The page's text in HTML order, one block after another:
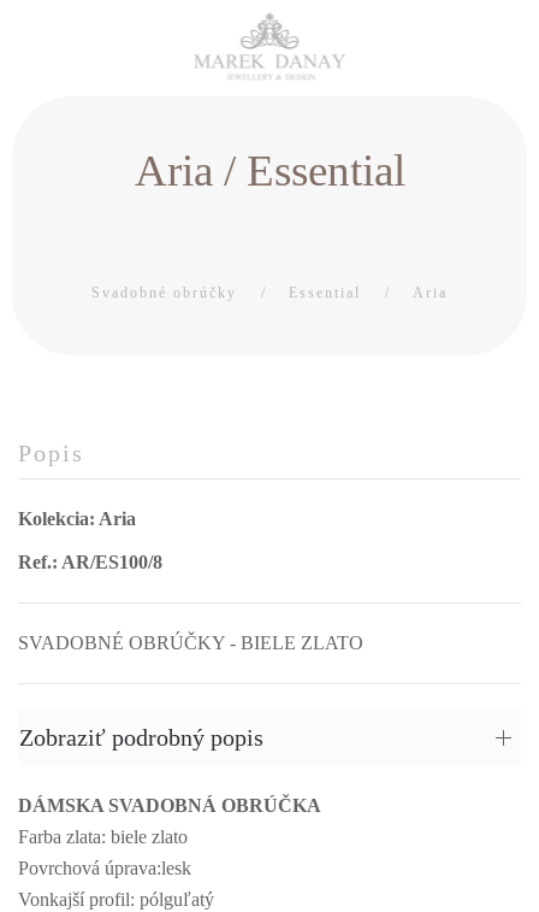
Aria / Essential
Svadobné obrúčky Essential Aria
Popis
Kolekcia: Aria
Ref.: AR/ES100/8
SVADOBNÉ OBRÚČKY - BIELE ZLATO
Zobraziť podrobný popis
DÁMSKA SVADOBNÁ OBRÚČKA
Farba zlata: biele zlato
Povrchová úprava:lesk
Vonkajší profil: pólguľatý